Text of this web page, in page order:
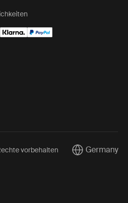
vorbehalten CurrentGermany